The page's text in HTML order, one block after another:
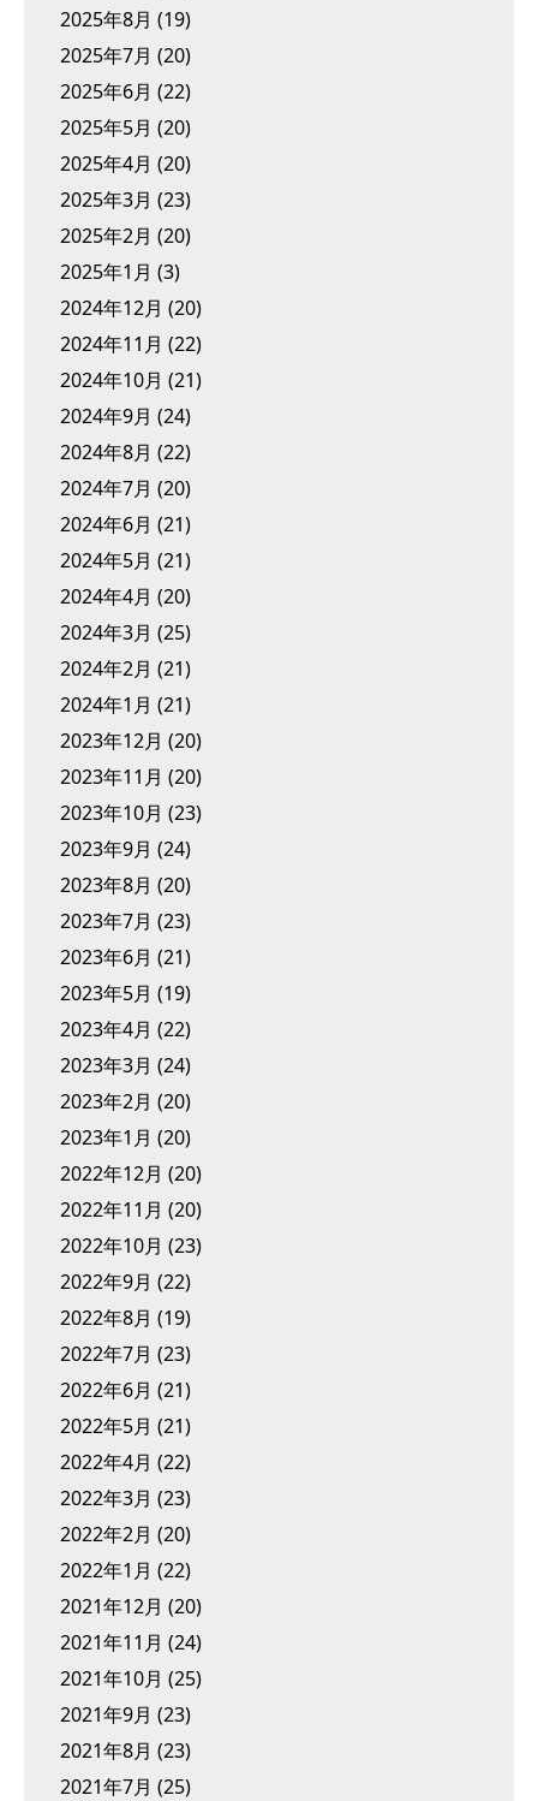
2025年8月 (19)
2025年7月 (20)
2025年6月 (22)
2025年5月 (20)
2025年4月 (20)
2025年3月 (23)
2025年2月 (20)
2025年1月 (3)
2024年12月 (20)
2024年11月 (22)
2024年10月 (21)
2024年9月 (24)
2024年8月 (22)
2024年7月 (20)
2024年6月 (21)
2024年5月 (21)
2024年4月 (20)
2024年3月 (25)
2024年2月 (21)
2024年1月 (21)
2023年12月 (20)
2023年11月 (20)
2023年10月 (23)
2023年9月 (24)
2023年8月 (20)
2023年7月 (23)
2023年6月 (21)
2023年5月 (19)
2023年4月 (22)
2023年3月 (24)
2023年2月 (20)
2023年1月 (20)
2022年12月 (20)
2022年11月 (20)
2022年10月 (23)
2022年9月 (22)
2022年8月 (19)
2022年7月 (23)
2022年6月 (21)
2022年5月 (21)
2022年4月 (22)
2022年3月 (23)
2022年2月 (20)
2022年1月 (22)
2021年12月 (20)
2021年11月 (24)
2021年10月 (25)
2021年9月 (23)
2021年8月 (23)
2021年7月 (25)